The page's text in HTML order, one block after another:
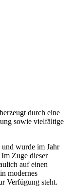
durch eine
sowie vielfältige
wurde im Jahr
Zuge dieser
auf einen
modernes
Verfügung steht.